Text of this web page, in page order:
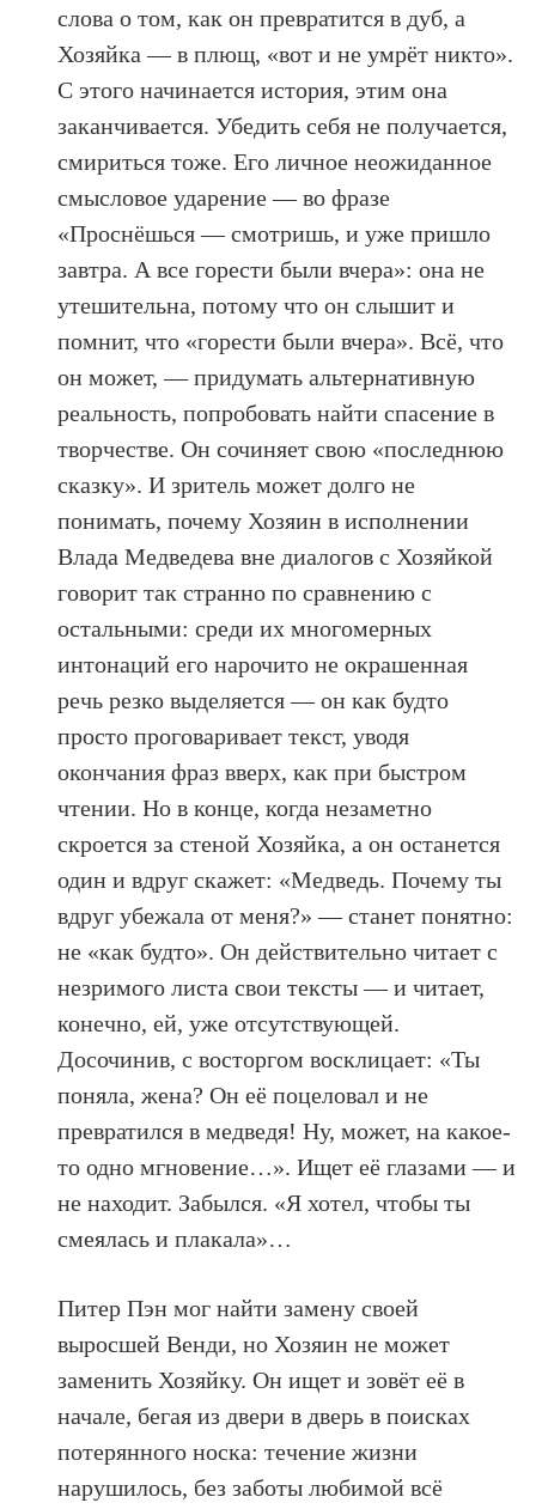
слова о том, как он превратится в дуб, а
Хозяйка — в плющ, «вот и не умрёт никто».
С этого начинается история, этим она
заканчивается. Убедить себя не получается,
смириться тоже. Его личное неожиданное
смысловое ударение — во фразе
«Проснёшься — смотришь, и уже пришло
завтра. А все горести были вчера»: она не
утешительна, потому что он слышит и
помнит, что «горести были вчера». Всё, что
он может, — придумать альтернативную
реальность, попробовать найти спасение в
творчестве. Он сочиняет свою «последнюю
сказку». И зритель может долго не
понимать, почему Хозяин в исполнении
Влада Медведева вне диалогов с Хозяйкой
говорит так странно по сравнению с
остальными: среди их многомерных
интонаций его нарочито не окрашенная
речь резко выделяется — он как будто
просто проговаривает текст, уводя
окончания фраз вверх, как при быстром
чтении. Но в конце, когда незаметно
скроется за стеной Хозяйка, а он останется
один и вдруг скажет: «Медведь. Почему ты
вдруг убежала от меня?» — станет понятно:
не «как будто». Он действительно читает с
незримого листа свои тексты — и читает,
конечно, ей, уже отсутствующей.
Досочинив, с восторгом восклицает: «Ты
поняла, жена? Он её поцеловал и не
превратился в медведя! Ну, может, на какое-
то одно мгновение…». Ищет её глазами — и
не находит. Забылся. «Я хотел, чтобы ты
смеялась и плакала»…
Питер Пэн мог найти замену своей
выросшей Венди, но Хозяин не может
заменить Хозяйку. Он ищет и зовёт её в
начале, бегая из двери в дверь в поисках
потерянного носка: течение жизни
нарушилось, без заботы любимой всё